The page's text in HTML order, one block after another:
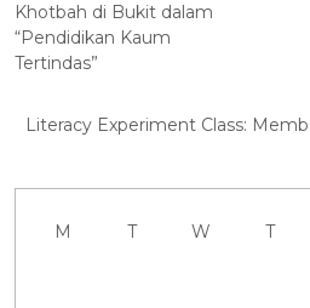
Khotbah di Bukit dalam
“Pendidikan Kaum
Tertindas”
Literacy Experiment Class:
M T W T